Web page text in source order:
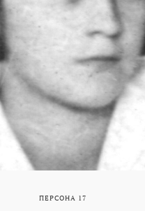
ПЕРСОНА 17